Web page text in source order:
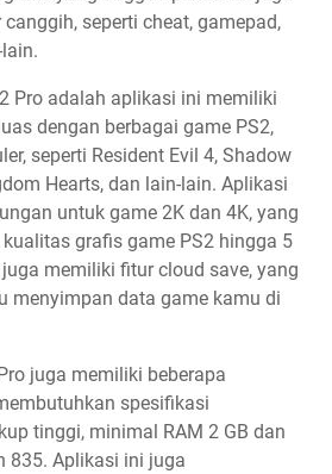
seperti cheat, gamepad,
Pro adalah aplikasi ini memiliki
dengan berbagai game PS2,
seperti Resident Evil 4, Shadow
Hearts, dan lain-lain. Aplikasi
untuk game 2K dan 4K, yang
grafis game PS2 hingga 5
memiliki fitur cloud save, yang
menyimpan data game kamu di
juga memiliki beberapa
spesifikasi
tinggi, minimal RAM 2 GB dan
835. Aplikasi ini juga